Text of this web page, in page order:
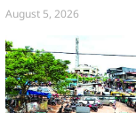
August 5, 2026